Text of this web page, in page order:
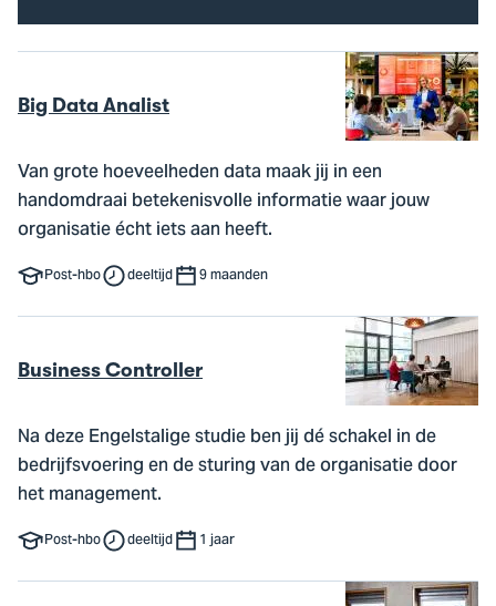
Big Data Analist
Van grote hoeveelheden data maak jij in een
handomdraai betekenisvolle informatie waar jouw
organisatie écht iets aan heeft.
Post-hbo deeltijd 9 maanden
Business Controller
Na deze Engelstalige studie ben jij dé schakel in de
bedrijfsvoering en de sturing van de organisatie door
het management.
Post-hbo deeltijd 1 jaar